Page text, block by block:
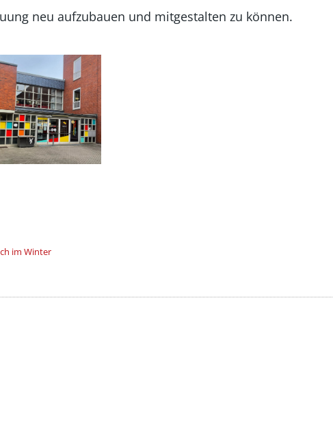
neu aufzubauen und mitgestalten zu können.
im Winter